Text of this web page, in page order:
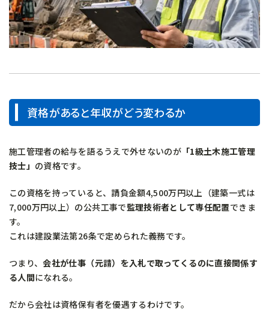
資格があると年収がどう変わるか
施工管理者の給与を語るうえで外せないのが 「1級土木施工管理
技士」 の資格です。
この資格を持っていると、請負金額4,500万円以上（建築一式は
7,000万円以上）の公共工事で監理技術者として専任配置できま
す。
これは建設業法第26条で定められた義務です。
つまり、会社が仕事（元請）を入札で取ってくるのに直接関係す
る人間になれる。
だから会社は資格保有者を優遇するわけです。